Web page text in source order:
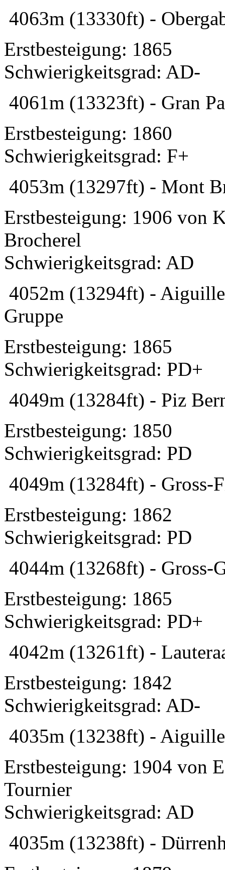
4063m (13330ft) -
Erstbesteigung: 1865
Schwierigkeitsgrad: AD-
4061m (13323ft) - Gran
Erstbesteigung: 1860
Schwierigkeitsgrad: F+
4053m (13297ft) - Mont
Erstbesteigung: 1906 von
Brocherel
Schwierigkeitsgrad: AD
4052m (13294ft) -
Gruppe
Erstbesteigung: 1865
Schwierigkeitsgrad: PD+
4049m (13284ft) - Piz
Erstbesteigung: 1850
Schwierigkeitsgrad: PD
4049m (13284ft) - Gross-
Erstbesteigung: 1862
Schwierigkeitsgrad: PD
4044m (13268ft) - Gross-
Erstbesteigung: 1865
Schwierigkeitsgrad: PD+
4042m (13261ft) -
Erstbesteigung: 1842
Schwierigkeitsgrad: AD-
4035m (13238ft) -
Erstbesteigung: 1904 von
Tournier
Schwierigkeitsgrad: AD
4035m (13238ft) -